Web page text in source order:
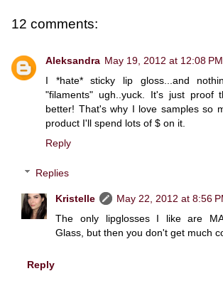
12 comments:
Aleksandra May 19, 2012 at 12:08 PM
I *hate* sticky lip gloss...and
"filaments" ugh..yuck. It's just proof
better! That's why I love samples so
product I'll spend lots of $ on it.
Reply
Replies
Kristelle
May 22, 2012 at 8:56
The only lipglosses I like are
Glass, but then you don't get much
Reply